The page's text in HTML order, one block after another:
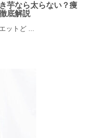
芋なら太らない？痩
底解説
ットど ...